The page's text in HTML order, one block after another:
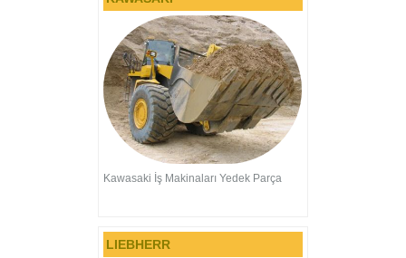
Kawasaki İş Makinaları Yedek Parça
LIEBHERR